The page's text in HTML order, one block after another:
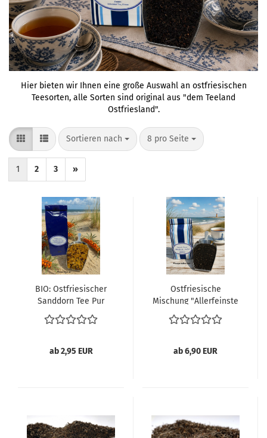
Hier bieten wir Ihnen eine große Auswahl an ostfriesischen
Teesorten, alle Sorten sind original aus "dem Teeland
Ostfriesland".
Sortieren nach
Sortieren nach 8 pro Seite
pro Seite
1 2 3 »
BIO: Ostfriesischer
Sanddorn Tee Pur
ab 2,95 EUR
Ostfriesische
Mischung "Allerfeinste
Auslese"
ab 6,90 EUR